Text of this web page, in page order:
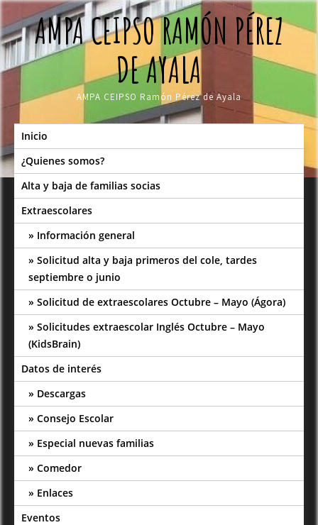
Skip
to
contentAMPA CEIPSO RAMÓN PÉREZ
DE AYALA
AMPA CEIPSO Ramón Pérez de Ayala
Inicio
¿Quienes somos?
Alta y baja de familias socias
Extraescolares
Información general
Solicitud alta y baja primeros del cole, tardes
septiembre o junio
Solicitud de extraescolares Octubre – Mayo (Ágora)
Solicitudes extraescolar Inglés Octubre – Mayo
(KidsBrain)
Datos de interés
Descargas
Consejo Escolar
Especial nuevas familias
Comedor
Enlaces
Eventos